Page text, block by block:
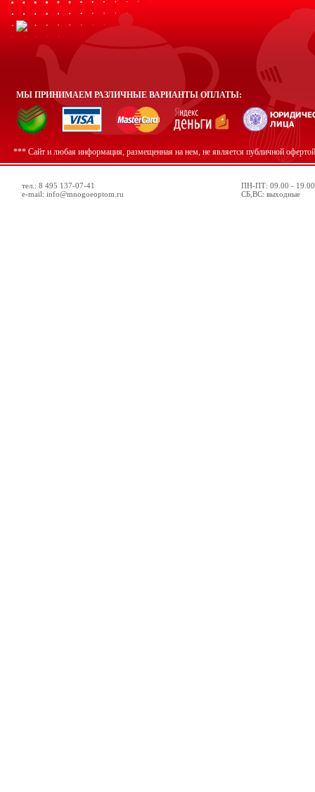
МЫ ПРИНИМАЕМ РАЗЛИЧНЫЕ ВАРИАНТЫ ОПЛАТЫ:
*** Сайт и любая информация, размещенная на нем, не является публичной офертой
тел.: 8 495 137-07-41
e-mail: info@mnogoeoptom.ru
ПН-ПТ: 09.00 - 19.00
СБ,ВС: выходные